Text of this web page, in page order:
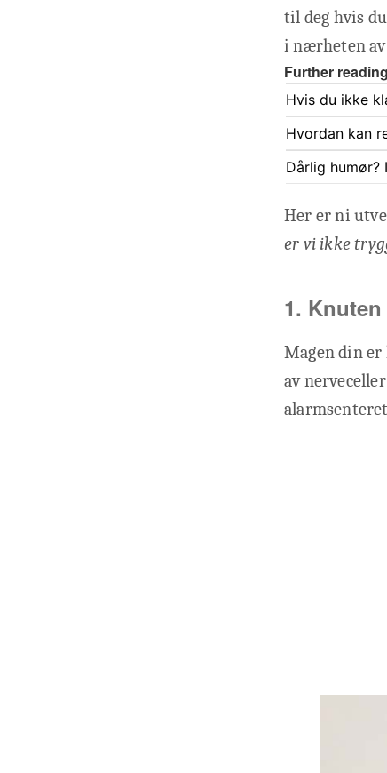
til deg hvis
i nærheten av
Further reading
Hvis du ikke
Hvordan kan
Dårlig humør?
Her er ni
er vi ikke
1.
Magen din
av